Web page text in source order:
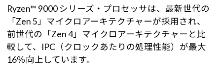
Ryzen™ 9000 シリーズ・プロセッサは、最新世代の
「Zen 5」マイクロアーキテクチャーが採用され、
前世代の「Zen 4」マイクロアーキテクチャーと比
較して、IPC（クロックあたりの処理性能）が最大
16％向上しています。